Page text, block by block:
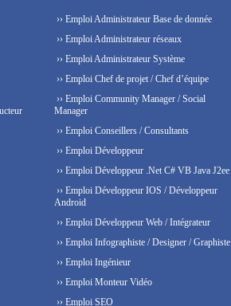
›› Emploi Administrateur Base de donnée
›› Emploi Administrateur réseaux
›› Emploi Administrateur Système
›› Emploi Chef de projet / Chef d’équipe
›› Emploi Community Manager / Social
Manager
›› Emploi Conseillers / Consultants
›› Emploi Développeur
›› Emploi Développeur .Net C# VB Java J2ee
›› Emploi Développeur IOS / Développeur
Android
›› Emploi Développeur Web / Intégrateur
›› Emploi Infographiste / Designer / Graphiste
›› Emploi Ingénieur
›› Emploi Monteur Vidéo
›› Emploi SEO